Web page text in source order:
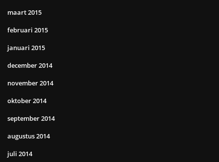
maart 2015
februari 2015
januari 2015
december 2014
november 2014
oktober 2014
september 2014
augustus 2014
juli 2014